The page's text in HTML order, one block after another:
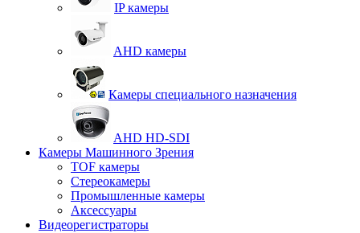
IP камеры
AHD камеры
Камеры специального назначения
AHD HD-SDI
Камеры Машинного Зрения
TOF камеры
Стереокамеры
Промышленные камеры
Аксессуары
Видеорегистраторы